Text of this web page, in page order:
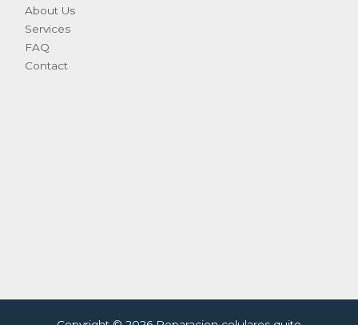
About Us
Services
FAQ
Contact